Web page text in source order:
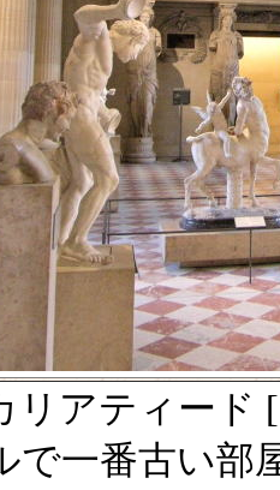
リアティード
で一番古い部